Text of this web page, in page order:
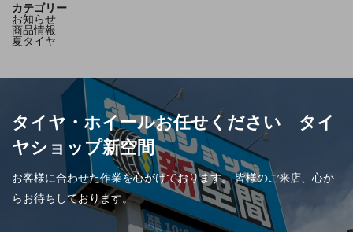
カテゴリー
お知らせ
商品情報
夏タイヤ
タイヤ・ホイールお任せください タイ
ヤショップ新空間
お客様に合わせた作業を心がけております。 皆様のご来店、心か
らお待ちしております。